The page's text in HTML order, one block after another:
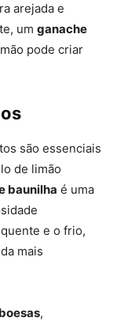
arejada e
um ganache
pode criar
são essenciais
de limão
baunilha é uma
e o frio,
mais
,